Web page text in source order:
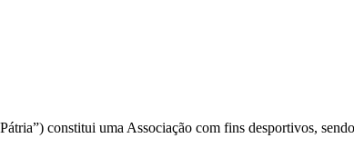
constitui uma Associação com fins desportivos,